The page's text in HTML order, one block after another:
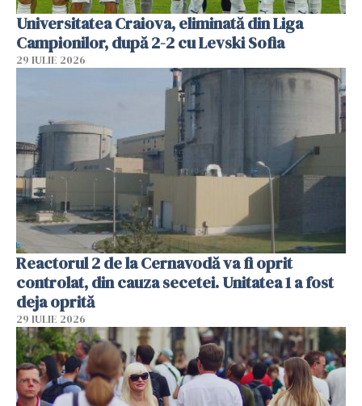
Universitatea Craiova, eliminată din Liga
Campionilor, după 2-2 cu Levski Sofia
29 IULIE 2026
Reactorul 2 de la Cernavodă va fi oprit
controlat, din cauza secetei. Unitatea 1 a fost
deja oprită
29 IULIE 2026